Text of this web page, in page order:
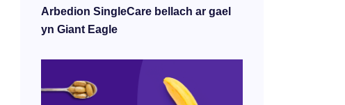
Arbedion SingleCare bellach ar gael
yn Giant Eagle